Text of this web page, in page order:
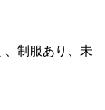
、制服あり、未